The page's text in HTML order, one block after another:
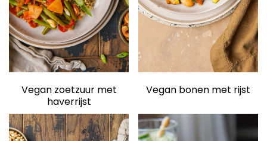
Vegan zoetzuur met
haverrijst
Vegan bonen met rijst